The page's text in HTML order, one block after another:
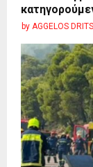
by AGGELOS